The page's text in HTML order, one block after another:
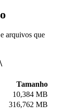
arquivos que
Tamanho
10,384 MB
316,762 MB